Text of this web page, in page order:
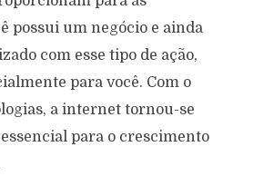
possui um negócio e ainda
com esse tipo de ação,
para você. Com o
a internet tornou-se
para o crescimento